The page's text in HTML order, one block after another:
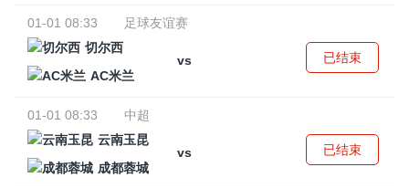
01-01 08:33
足球友谊赛
切尔西
vs
AC米兰
已结束
01-01 08:33
中超
云南玉昆
vs
成都蓉城
已结束